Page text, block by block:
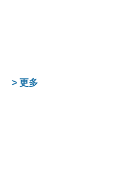
> 更多